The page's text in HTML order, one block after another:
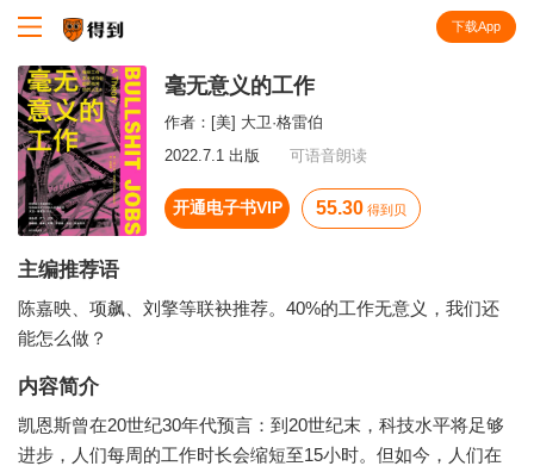
下载App
毫无意义的工作
作者： [美] 大卫·格雷伯
2022.7.1 出版
可语音朗读
开通电子书VIP 55.30 得到贝
主编推荐语
陈嘉映、项飙、刘擎等联袂推荐。40%的工作无意义，我们还
能怎么做？
内容简介
凯恩斯曾在20世纪30年代预言：到20世纪末，科技水平将足够
进步，人们每周的工作时长会缩短至15小时。但如今，人们在